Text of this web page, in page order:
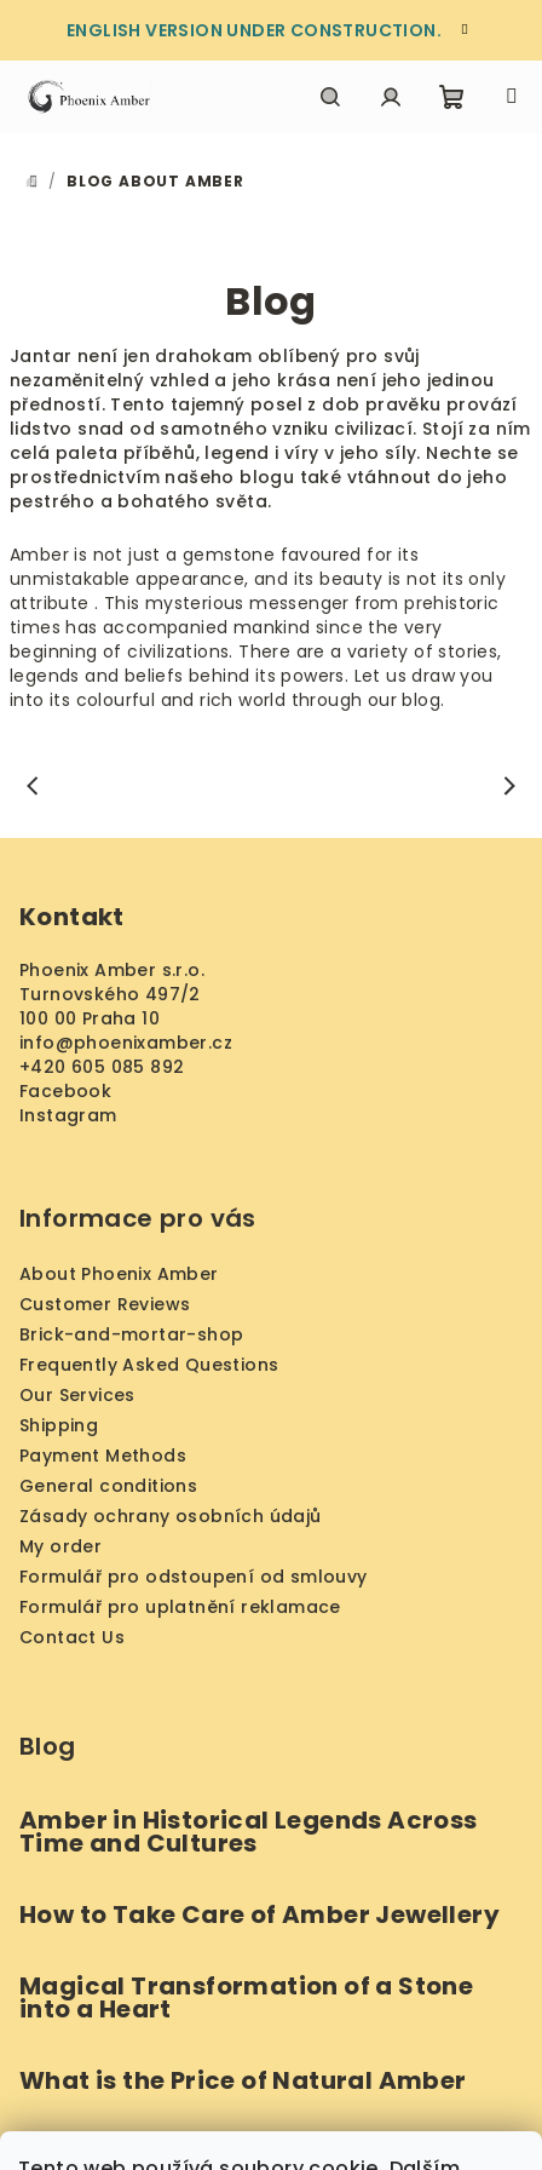
content
ENGLISH VERSION UNDER CONSTRUCTION.
HOME
/ BLOG ABOUT AMBER
Blog
Jantar není jen drahokam oblíbený pro svůj
nezaměnitelný vzhled a jeho krása není jeho jedinou
předností. Tento tajemný posel z dob pravěku provází
lidstvo snad od samotného vzniku civilizací. Stojí za ním
celá paleta příběhů, legend i víry v jeho síly. Nechte se
prostřednictvím našeho blogu také vtáhnout do jeho
pestrého a bohatého světa.
Amber is not just a gemstone favoured for its
unmistakable appearance, and its beauty is not its only
attribute . This mysterious messenger from prehistoric
times has accompanied mankind since the very
beginning of civilizations. There are a variety of stories,
legends and beliefs behind its powers. Let us draw you
into its colourful and rich world through our blog.
Kontakt
Phoenix Amber s.r.o.
Turnovského 497/2
100 00 Praha 10
info@phoenixamber.cz
+420 605 085 892
Facebook
Instagram
Informace pro vás
About Phoenix Amber
Customer Reviews
Brick-and-mortar-shop
Frequently Asked Questions
Our Services
Shipping
Payment Methods
General conditions
Zásady ochrany osobních údajů
My order
Formulář pro odstoupení od smlouvy
Formulář pro uplatnění reklamace
Contact Us
Blog
Amber in Historical Legends Across
Time and Cultures
How to Take Care of Amber Jewellery
Magical Transformation of a Stone
into a Heart
What is the Price of Natural Amber
How Do We Craft Round Amber Beads?